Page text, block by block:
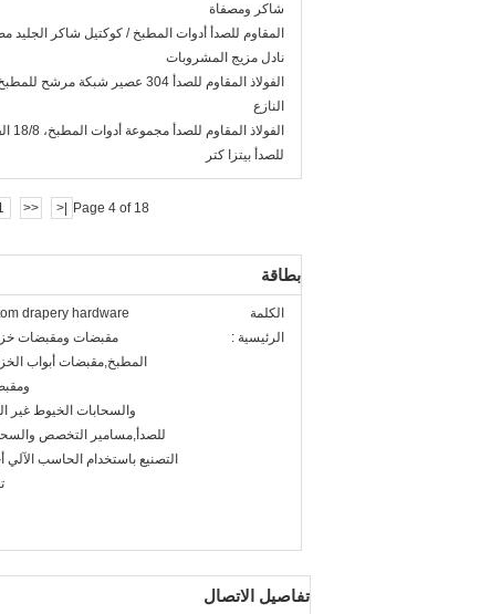
شاكر ومصفاة
المقاوم للصدأ أدوات المطبخ / كوكتيل شاكر الجليد
نادل مزيج المشروبات
الفولاذ المقاوم للصدأ 304 عصير شبكة
النازع
للصدأ بيتزا كتر
Page 4 of 18
|<
<<
بطاقة
الكلمة
الرئيسية :
drapery hardware
مقبضات ومقبضات
المطبخ,مقبضات أبواب
والسحابات الخيوط غير
للصدأ,مسامير التخصص
التصنيع باستخدام الحاسب الآلي
تفاصيل الاتصال